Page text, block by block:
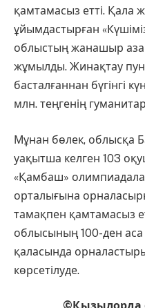
қамтамасыз етті. Қала
ұйымдастырған
облыстың жанашыр
жұмылды. Жинақтау
басталғаннан бүгінгі
млн. теңгенің
Мұнан бөлек, облысқа
уақытша келген 103
«Қамбаш»
орталығына
тамақпен қамтамасыз
облысының 100-ден
қаласында
көрсетілуде.